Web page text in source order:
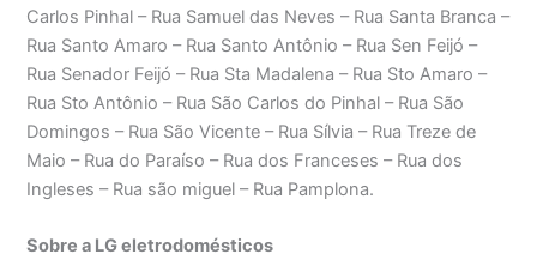
Carlos Pinhal – Rua Samuel das Neves – Rua Santa Branca –
Rua Santo Amaro – Rua Santo Antônio – Rua Sen Feijó –
Rua Senador Feijó – Rua Sta Madalena – Rua Sto Amaro –
Rua Sto Antônio – Rua São Carlos do Pinhal – Rua São
Domingos – Rua São Vicente – Rua Sílvia – Rua Treze de
Maio – Rua do Paraíso – Rua dos Franceses – Rua dos
Ingleses – Rua são miguel – Rua Pamplona.
Sobre a LG eletrodomésticos